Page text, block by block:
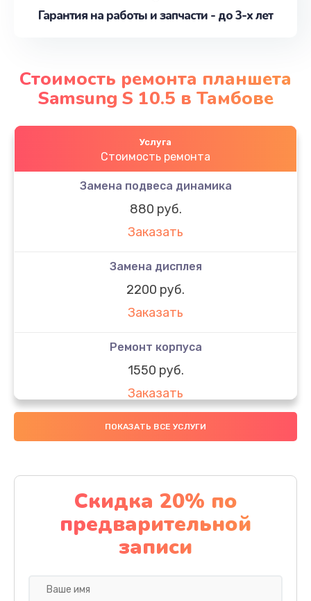
Гарантия на работы и запчасти - до 3-х лет
Стоимость ремонта планшета
Samsung S 10.5 в Тамбове
Услуга
Стоимость ремонта
Замена подвеса динамика
880 руб.
Заказать
Замена дисплея
2200 руб.
Заказать
Ремонт корпуса
1550 руб.
Заказать
Настройка
Заказать
Ремонт кнопки
1200 руб.
Заказать
ПОКАЗАТЬ ВСЕ УСЛУГИ
Скидка 20% по
предварительной
записи